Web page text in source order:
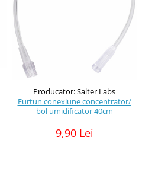
Producator: Salter Labs
Furtun conexiune concentrator/
bol umidificator 40cm
9,90 Lei